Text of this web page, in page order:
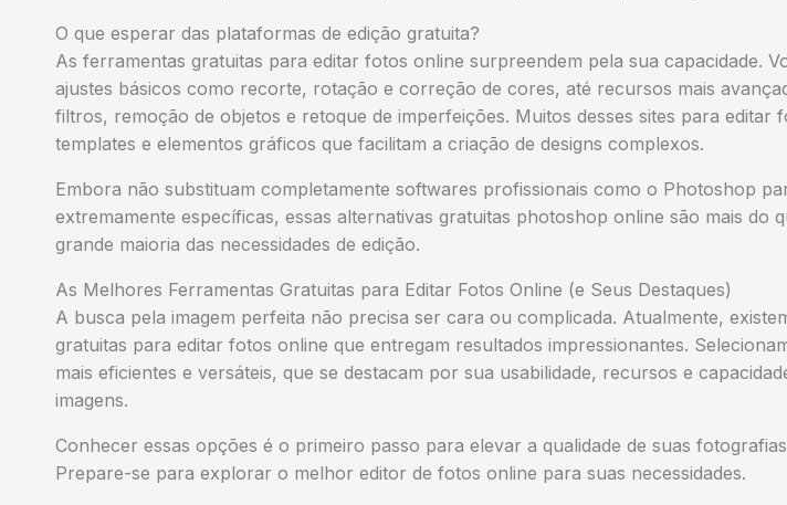
O que esperar das plataformas de edição gratuita?
As ferramentas gratuitas para editar fotos online surpreendem pela sua capacidade.
ajustes básicos como recorte, rotação e correção de cores, até recursos mais
filtros, remoção de objetos e retoque de imperfeições. Muitos desses sites para editar
templates e elementos gráficos que facilitam a criação de designs complexos.
Embora não substituam completamente softwares profissionais como o Photoshop
extremamente específicas, essas alternativas gratuitas photoshop online são mais do
grande maioria das necessidades de edição.
As Melhores Ferramentas Gratuitas para Editar Fotos Online (e Seus Destaques)
A busca pela imagem perfeita não precisa ser cara ou complicada. Atualmente,
gratuitas para editar fotos online que entregam resultados impressionantes.
mais eficientes e versáteis, que se destacam por sua usabilidade, recursos e
imagens.
Conhecer essas opções é o primeiro passo para elevar a qualidade de suas
Prepare-se para explorar o melhor editor de fotos online para suas necessidades.